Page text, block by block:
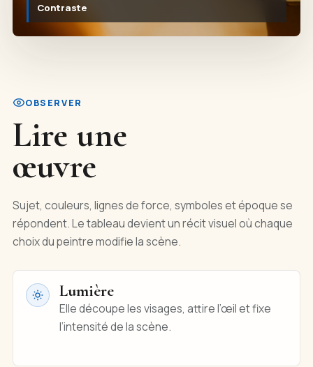
Contraste
OBSERVER
Lire une
œuvre
Sujet, couleurs, lignes de force, symboles et époque se
répondent. Le tableau devient un récit visuel où chaque
choix du peintre modifie la scène.
Lumière
Elle découpe les visages, attire l’œil et fixe
l’intensité de la scène.